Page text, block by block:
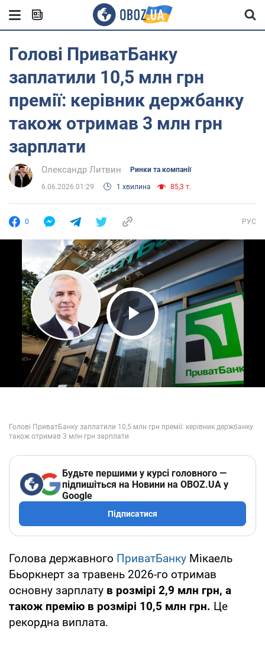
Голові ПриватБанку
заплатили 10,5 млн грн
премії: керівник держбанку
також отримав 3 млн грн
зарплати
Олександр Литвин Ринки та компанії
6.06.2026 01:29 1 хвилина 85,3 т.
0 РУС
Play Video
Будьте першими у курсі головного —
підпишіться на Новини на OBOZ.UA у
Google
Підписатися
Голова державного ПриватБанку Мікаель
Бьоркнерт за травень 2026-го отримав
основну зарплату в розмірі 2,9 млн грн, а
також премію в розмірі 10,5 млн грн. Це
рекордна виплата.